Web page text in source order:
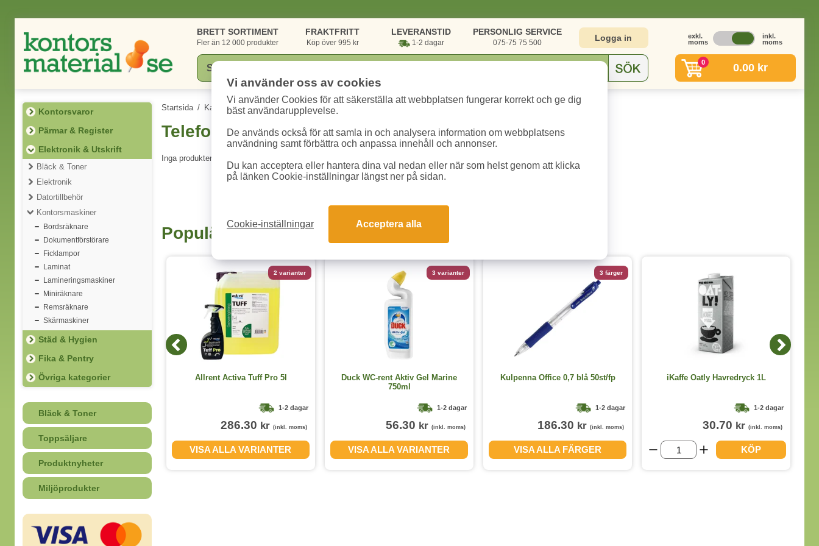
BRETT SORTIMENT
Fler än 12 000 produkter
FRAKTFRITT
Köp över 995 kr
LEVERANSTID
1-2 dagar
PERSONLIG SERVICE
075-75 75 500 Logga in
exkl.
moms
inkl.
moms
0 0.00 kr
Kontorsvaror
Pärmar & Register
Elektronik & Utskrift
Bläck & Toner
Elektronik
Datortillbehör
Kontorsmaskiner
Bordsräknare
Dokumentförstörare
Ficklampor
Laminat
Lamineringsmaskiner
Miniräknare
Remsräknare
Skärmaskiner
Städ & Hygien
Fika & Pentry
Övriga kategorier
Bläck & Toner
Toppsäljare
Produktnyheter
Miljöprodukter
Startsida / Kategorier / Elektronik & Utskrift / Kontorsmaskiner Telefoner
Telefoner
Inga produkter att visa.
Populära produkter
Kaffemjölk Laktosfri 2cl
100st/kartong
126.10kr (inkl. moms)
KÖP
2 varianter
Allrent Activa Tuff Pro 5l
1-2 dagar
286.30 kr (inkl. moms)
VISA ALLA VARIANTER
3 varianter
Duck WC-rent Aktiv Gel Marine
750ml
1-2 dagar
56.30 kr (inkl. moms)
VISA ALLA VARIANTER
3 färger
Kulpenna Office 0,7 blå 50st/fp
1-2 dagar
186.30 kr (inkl. moms)
VISA ALLA FÄRGER
iKaffe Oatly Havredryck 1L
1-2 dagar
30.70 kr (inkl. moms)
KÖP
Vi använder oss av cookies
Vi använder Cookies för att säkerställa att webbplatsen fungerar korrekt och ge dig
bäst användarupplevelse.
De används också för att samla in och analysera information om webbplatsens
användning samt förbättra och anpassa innehåll och annonser.
Du kan acceptera eller hantera dina val nedan eller när som helst genom att klicka
på länken Cookie-inställningar längst ner på sidan.
Cookie-inställningar Acceptera alla